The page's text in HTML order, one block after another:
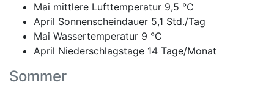
Mai mittlere Lufttemperatur 9,5 °C
April Sonnenscheindauer 5,1 Std./Tag
Mai Wassertemperatur 9 °C
April Niederschlagstage 14 Tage/Monat
Sommer